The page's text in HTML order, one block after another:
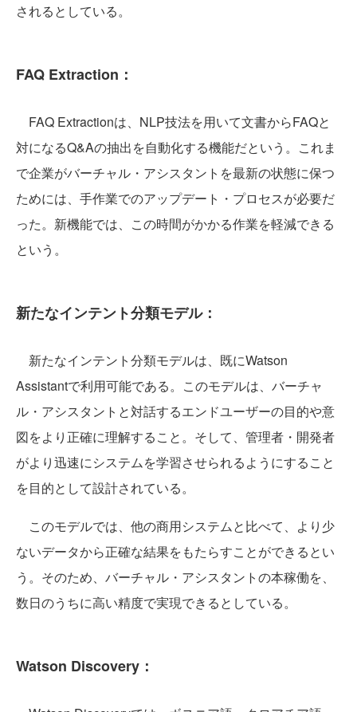
されるとしている。
FAQ Extraction：
FAQ Extractionは、NLP技法を用いて文書からFAQと
対になるQ&Aの抽出を自動化する機能だという。これま
で企業がバーチャル・アシスタントを最新の状態に保つ
ためには、手作業でのアップデート・プロセスが必要だ
った。新機能では、この時間がかかる作業を軽減できる
という。
新たなインテント分類モデル：
新たなインテント分類モデルは、既にWatson
Assistantで利用可能である。このモデルは、バーチャ
ル・アシスタントと対話するエンドユーザーの目的や意
図をより正確に理解すること。そして、管理者・開発者
がより迅速にシステムを学習させられるようにすること
を目的として設計されている。
このモデルでは、他の商用システムと比べて、より少
ないデータから正確な結果をもたらすことができるとい
う。そのため、バーチャル・アシスタントの本稼働を、
数日のうちに高い精度で実現できるとしている。
Watson Discovery：